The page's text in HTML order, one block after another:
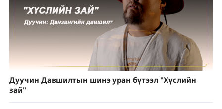
Дуучин Давшилтын шинэ уран бүтээл "Хүслийн
зай"